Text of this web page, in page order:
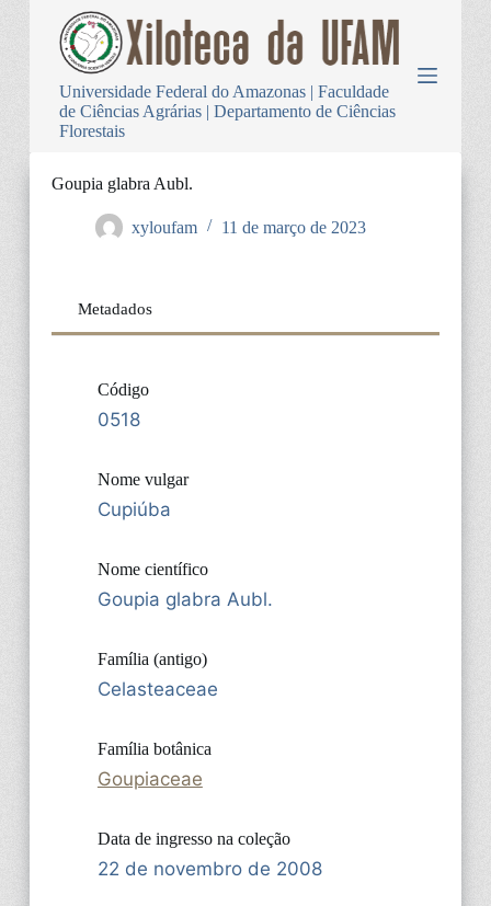
Universidade Federal do Amazonas | Faculdade
de Ciências Agrárias | Departamento de Ciências
Florestais
Goupia glabra Aubl.
xyloufam 11 de março de 2023
Metadados
Código
0518
Nome vulgar
Cupiúba
Nome científico
Goupia glabra Aubl.
Família (antigo)
Celasteaceae
Família botânica
Goupiaceae
Data de ingresso na coleção
22 de novembro de 2008